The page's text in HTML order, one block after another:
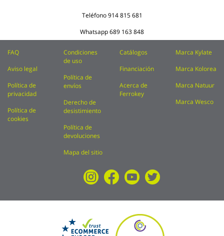
Teléfono914 815 681
Whatsapp689 163 848
FAQ
Aviso legal
Política de
privacidad
Política de
cookies
Condiciones
de uso
Política de
envíos
Derecho de
desistimiento
Política de
devoluciones
Mapa del sitio
Catálogos
Financiación
Acerca de
Ferrokey
Marca Kylate
Marca Kolorea
Marca Natuur
Marca Wesco